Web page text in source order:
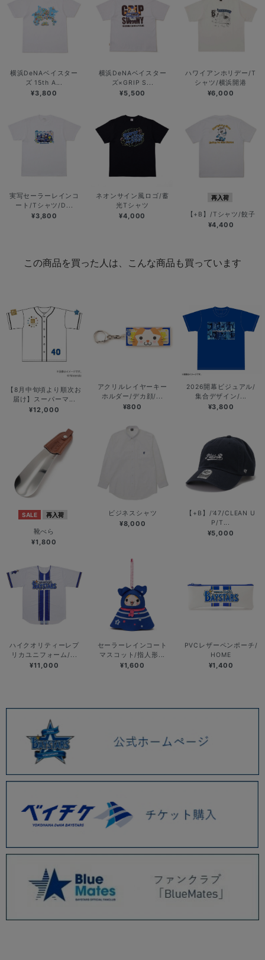
横浜DeNAベイスター
ズ 15th A...
¥3,800
横浜DeNAベイスター
ズ×GRIP S...
¥5,500
ハワイアンホリデー/T
シャツ/横浜開港
¥6,000
実写セーラーレインコ
ート/Tシャツ/D...
¥3,800
ネオンサイン風ロゴ/蓄
光Tシャツ
¥4,000
再入荷
【+B】/Tシャツ/餃子
¥4,400
この商品を買った人は、こんな商品も買っています
【8月中旬頃より順次お
届け】スーパーマ...
¥12,000
アクリルレイヤーキー
ホルダー/デカ顔/...
¥800
2026開幕ビジュアル/
集合デザイン/...
¥3,800
SALE 再入荷
靴べら
¥1,800
ビジネスシャツ
¥8,000
【+B】/’47/CLEAN U
P/T...
¥5,000
ハイクオリティーレプ
リカユニフォーム/...
¥11,000
セーラーレインコート
マスコット/指人形...
¥1,600
PVCレザーペンポーチ/
HOME
¥1,400